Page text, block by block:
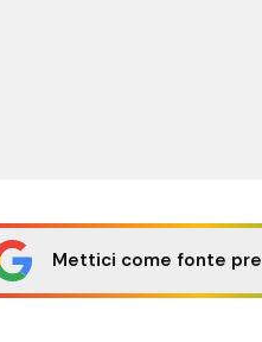
Mettici come fonte